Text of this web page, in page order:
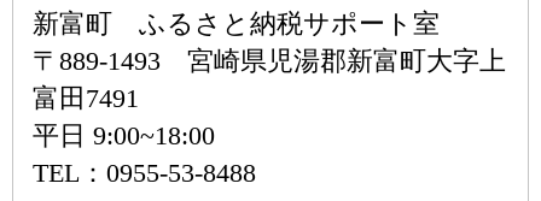
新富町 ふるさと納税サポート室
〒889-1493 宮崎県児湯郡新富町大字上
富田7491
平日 9:00~18:00
TEL：0955-53-8488